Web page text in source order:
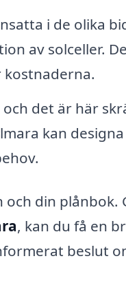
i de olika
av solceller.
det är här
kan
din plånbok.
, kan du få en
beslut